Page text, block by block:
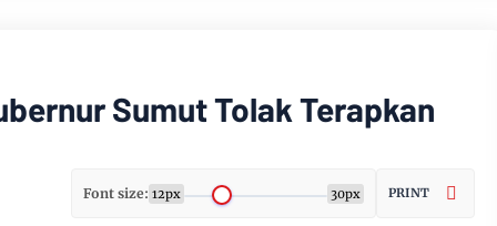
Sumut Tolak Terapkan
Font size: 12px 30px PRINT